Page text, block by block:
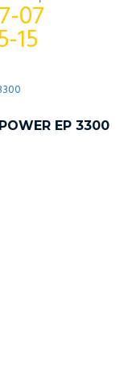
07
15
EP 3300